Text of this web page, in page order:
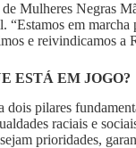
Mulheres Negras
em
e reivindicamos
ESTÁ EM JOGO?
dois pilares
raciais e
prioridades,